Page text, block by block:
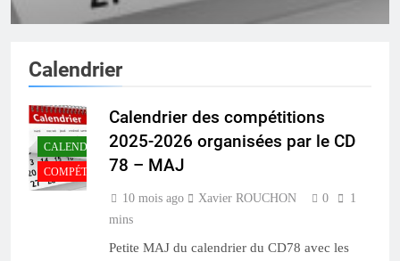
Calendrier
CALENDRIER
COMPÉTITION
Calendrier des compétitions
2025-2026 organisées par le CD
78 – MAJ
10 mois ago Xavier ROUCHON 0
1
mins
Petite MAJ du calendrier du CD78 avec les